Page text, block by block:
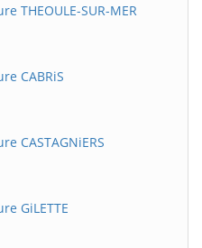
THEOULE-SUR-MER
CABRiS
CASTAGNiERS
GiLETTE